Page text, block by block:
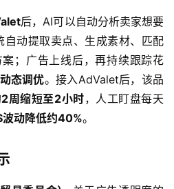
后，AI可以自动分析卖家想要
动提取卖点、生成素材、匹配
；广告上线后，再持续跟踪花
动态调优。接入AdValet后，该品
2周缩短至2小时，人工盯盘每天
波动降低约40%。